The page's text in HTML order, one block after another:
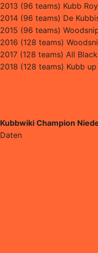
2013 (96 teams) Kubb
2014 (96 teams) De
2015 (96 teams)
2016 (128 teams)
2017 (128 teams) All
2018 (128 teams) Kubb up
Kubbwiki Champion
Daten